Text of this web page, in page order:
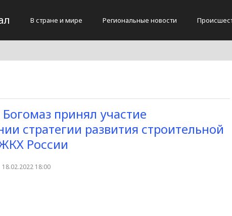
В стране и мире Региональные новости
принял участие
стратегии развития строительной
России
18.02.2022 18:00